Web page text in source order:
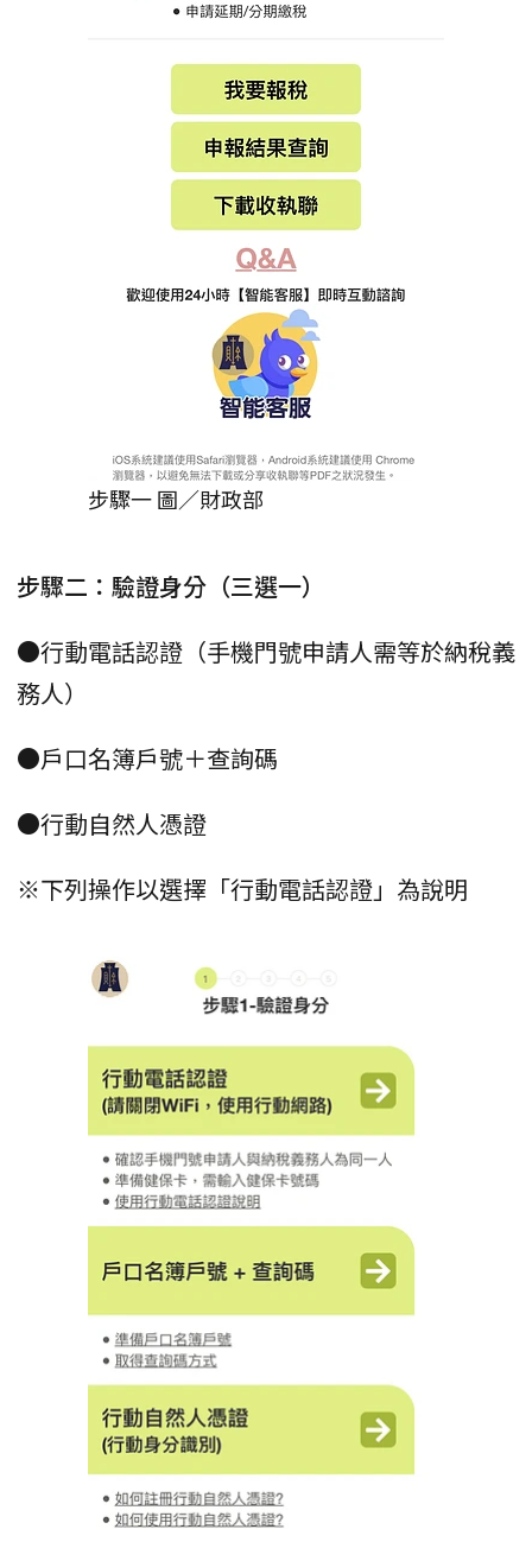
步驟一 圖／財政部
步驟二：驗證身分（三選一）
●行動電話認證（手機門號申請人需等於納稅義
務人）
●戶口名簿戶號＋查詢碼
●行動自然人憑證
※下列操作以選擇「行動電話認證」為說明